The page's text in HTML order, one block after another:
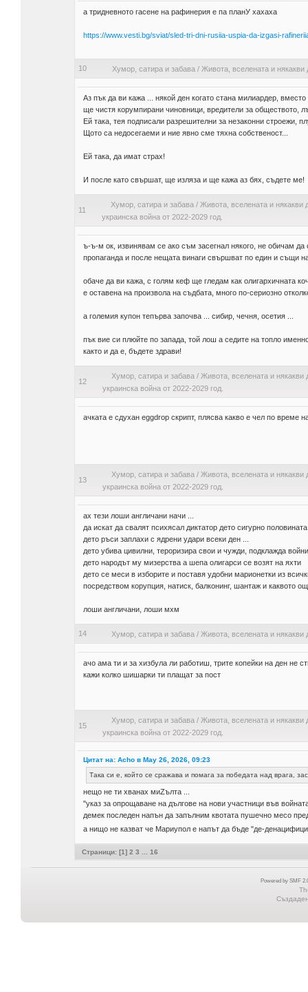
a тридневното гасене на рафинерия е па планУ хахаха
https://www.vesti.bg/sviat/sled-tri-dni-rusiia-uspia-da-izgasi-
10 Хумор, сатира и забава / Живота, вселената и някакви
Аз пък да ви кажа ... някой ден когато стана милиардер,
ще чистя корумпирани чиновници, вредители за обществото,
Ей така, тея подписали разрешителни за незаконни строежи,
Щото са недосегаеми и ние явно сме тяхна собственост...
Ей така, да имат страх!
И после като свършат, ще изляза и ще кажа аз бях, съдете ме!
11
Хумор, сатира и забава / Живота, вселената и някакви
украинска война от 2022-2029 год.
ъ-ъ-м ок, извинявам се ако съм засегнал някого, не обичам
пропаганда и после нещата винаги свършват по един и същи
обаче да ви кажа, с голям кеф ще гледам как олигархичната
е оставена на произвола на съдбата, много по-сериозно
а големия купон тепърва започва ... сибир, чечня, осетия ...
пък вие си плюйте по запада, той лош а седите на топло
както и да е, бъдете здрави!
12
Хумор, сатира и забава / Живота, вселената и някакви
украинска война от 2022-2029 год.
ачката е сдухан eggdrop скрипт, плясва какво е чел по време
13
Хумор, сатира и забава / Живота, вселената и някакви
украинска война от 2022-2029 год.
ах тези лоши англичани начи ...
да искат да свалят психясал диктатор дето сигурно
дето ръси заплахи с ядрени удари всеки ден ...
дето убива цивилни, тероризира свои и чужди, подклажда
дето народът му мизерства а шепа олигарси се возят на яхти
дето се меси в изборите и поставя удобни марионетки из
посредством корупция, натиск, балконинг, шантаж и каквото
лоши англичани, лоши мхм
14 Хумор, сатира и забава / Живота, вселената и някакви
ачо ама ти и за хизбула ли работиш, трите копейки на ден не
кажи колко шишарки ти плащат за пост
15
Хумор, сатира и забава / Живота, вселената и някакви
украинска война от 2022-2029 год.
Цитат на: Acho в May 26, 2026, 09:23
Така си е, който се сражава и помага за победата над врага,
нещо не ти хванах миZълта ...
"указ за опрощаване на дългове на нови участници във
демек последен напън да запълним квотата пушечно месо
а нищо не казват че Мариупол е напът да бъде "де-
Страници: [1] 2 3 16
Powered by SMF